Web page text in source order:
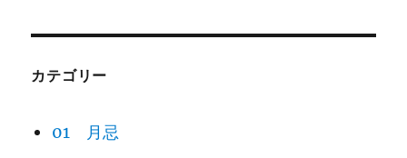
カテゴリー
01 月忌